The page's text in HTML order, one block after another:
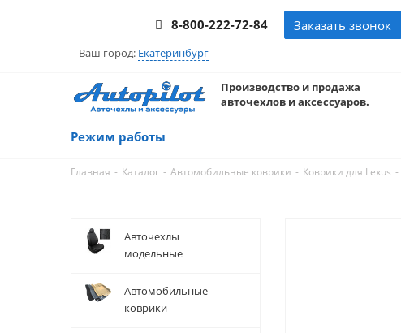
8-800-222-72-84 Заказать звонок
Ваш город: Екатеринбург
Производство и продажа
авточехлов и аксессуаров.
Режим работы
Главная - Каталог - Автомобильные коврики - Коврики для Lexus -
Авточехлы
модельные
Автомобильные
коврики